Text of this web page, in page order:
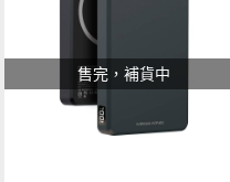
售完，補貨中